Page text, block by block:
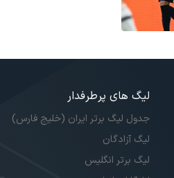
لیگ های پرطرفدار
جدول لیگ برتر ایران (خلیج فارس)
لیگ آزادگان
لیگ برتر انگلیس